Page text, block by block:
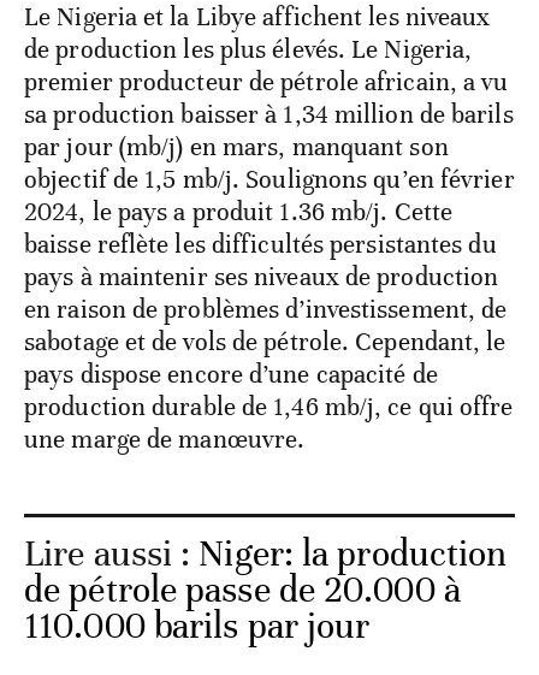
Le Nigeria et la Libye affichent les niveaux
de production les plus élevés. Le Nigeria,
premier producteur de pétrole africain, a vu
sa production baisser à 1,34 million de barils
par jour (mb/j) en mars, manquant son
objectif de 1,5 mb/j. Soulignons qu’en février
2024, le pays a produit 1.36 mb/j. Cette
baisse reflète les difficultés persistantes du
pays à maintenir ses niveaux de production
en raison de problèmes d’investissement, de
sabotage et de vols de pétrole. Cependant, le
pays dispose encore d’une capacité de
production durable de 1,46 mb/j, ce qui offre
une marge de manœuvre.
Lire aussi : Niger: la production
de pétrole passe de 20.000 à
110.000 barils par jour